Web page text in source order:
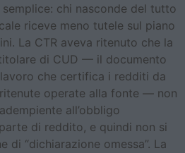
chi nasconde del tutto
riceve meno tutele sul piano
La CTR aveva ritenuto che la
di CUD — il documento
che certifica i redditi da
operate alla fonte — non
all’obbligo
di reddito, e quindi non si
di “dichiarazione omessa”. La